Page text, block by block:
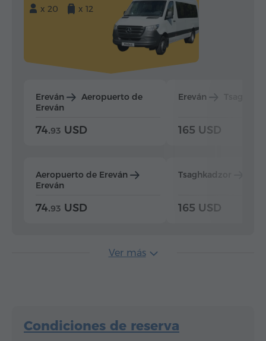
x 20
x 12
Ereván
Aeropuerto de
Ereván
74.93 USD
Aeropuerto de Ereván
Ereván
74.93 USD
Ereván
165 USD
Tsaghkadzor
165 USD
Ver más
Condiciones de reserva